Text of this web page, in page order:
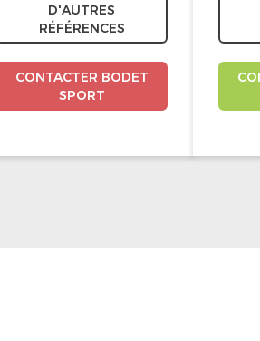
D'AUTRES
RÉFÉRENCES
CONTACTER BODET
SPORT